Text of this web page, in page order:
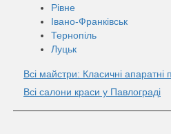
Рівне
Івано-Франківськ
Тернопіль
Луцьк
Всі майстри: Класичні апаратні
Всі салони краси у Павлограді